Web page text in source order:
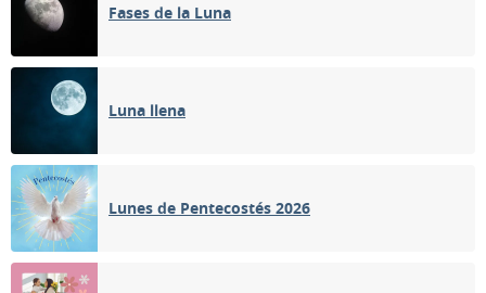
Fases de la Luna
Luna llena
Lunes de Pentecostés 2026